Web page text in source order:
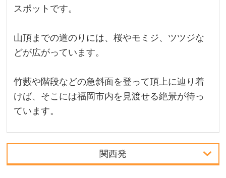
スポットです。
山頂までの道のりには、桜やモミジ、ツツジな
どが広がっています。
竹藪や階段などの急斜面を登って頂上に辿り着
けば、そこには福岡市内を見渡せる絶景が待っ
ています。
関西発